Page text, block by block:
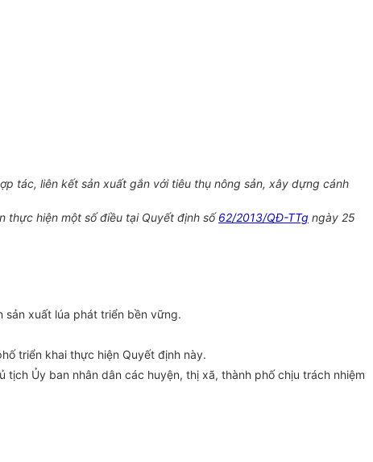
tác, liên kết sản xuất gắn với tiêu thụ nông sản, xây dựng cánh
thực hiện một số điều tại Quyết định số62/2013/QĐ-TTg ngày 25
sản xuất lúa phát triển bền vững.
triển khai thực hiện Quyết định này.
Ủy ban nhân dân các huyện, thị xã, thành phố chịu trách nhiệm